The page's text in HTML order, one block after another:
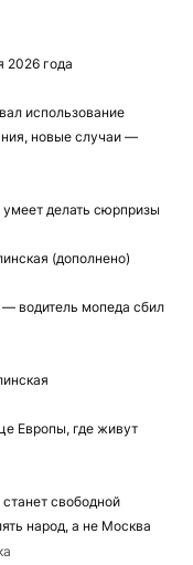
2026 года
использование
новые случаи —
умеет делать сюрпризы
(дополнено)
водитель мопеда сбил
Европы, где живут
свободной
народ, а не Москва